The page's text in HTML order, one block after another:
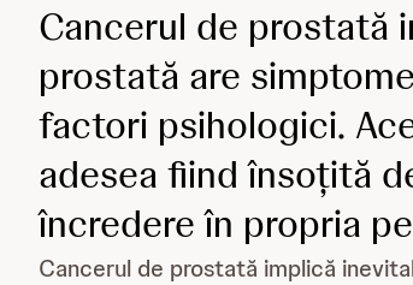
Cancerul de prostată
prostată are
factori psihologici.
adesea fiind însoțită
încredere în propria
Cancerul de prostată implică